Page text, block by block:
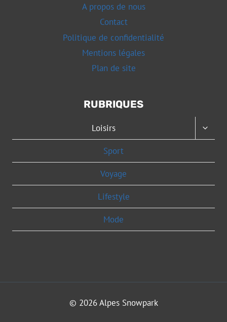
A propos de nous
Contact
Politique de confidentialité
Mentions légales
Plan de site
RUBRIQUES
Loisirs
Sport
Voyage
Lifestyle
Mode
© 2026 Alpes Snowpark